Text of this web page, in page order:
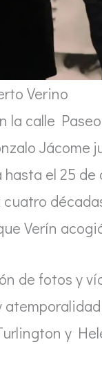
Verino
la calle
el 25 de
Verín
de fotos y
y